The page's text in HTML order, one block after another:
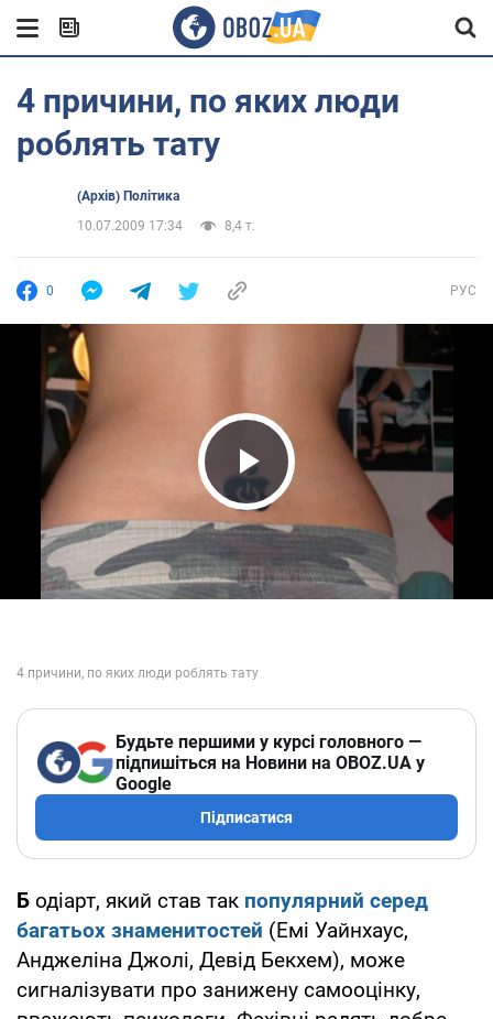
4 причини, по яких люди
роблять тату
(Архів) Політика
10.07.2009 17:34
8,4 т.
0 РУС
Play Video
Будьте першими у курсі головного —
підпишіться на Новини на OBOZ.UA у
Google
Підписатися
Б одіарт, який став так популярний серед
багатьох знаменитостей (Емі Уайнхаус,
Анджеліна Джолі, Девід Бекхем), може
сигналізувати про занижену самооцінку,